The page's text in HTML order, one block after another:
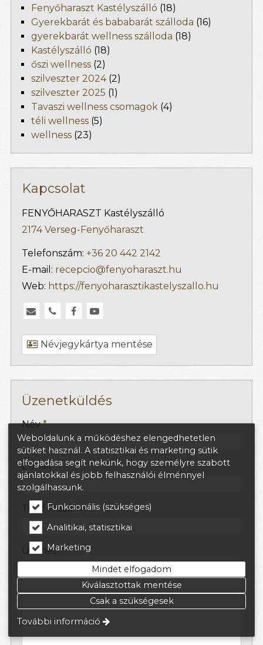
Fenyőharaszt Kastélyszálló (18)
Gyerekbarát és bababarát szálloda (16)
gyerekbarát wellness szálloda (18)
Kastélyszálló (18)
őszi wellness (2)
szilveszter 2024(2)
szilveszter 2025 (1)
Tavaszi wellness csomagok (4)
téli wellness (5)
wellness (23)
Kapcsolat
FENYŐHARASZT Kastélyszálló
2174 Verseg-Fenyőharaszt
Telefonszám: +36 20 442 2142
E-mail: recepcio@fenyoharaszt.hu
Web: https://fenyoharasztikastelyszallo.hu
Névjegykártya mentése
Üzenetküldés
-
-
Név*
E-mail*
Telefonszám
Üzenet*
Weboldalunk a működéshez elengedhetetlen
sütiket használ. A statisztikai és marketing sütik
elfogadása segít nekünk, hogy személyre szabott
ajánlatokkal és jobb felhasználói élménnyel
szolgálhassunk.
Funkcionális (szükséges)
Analitikai, statisztikai
Marketing
Mindet elfogadom
Kiválasztottak mentése
Csak a szükségesek
További információ